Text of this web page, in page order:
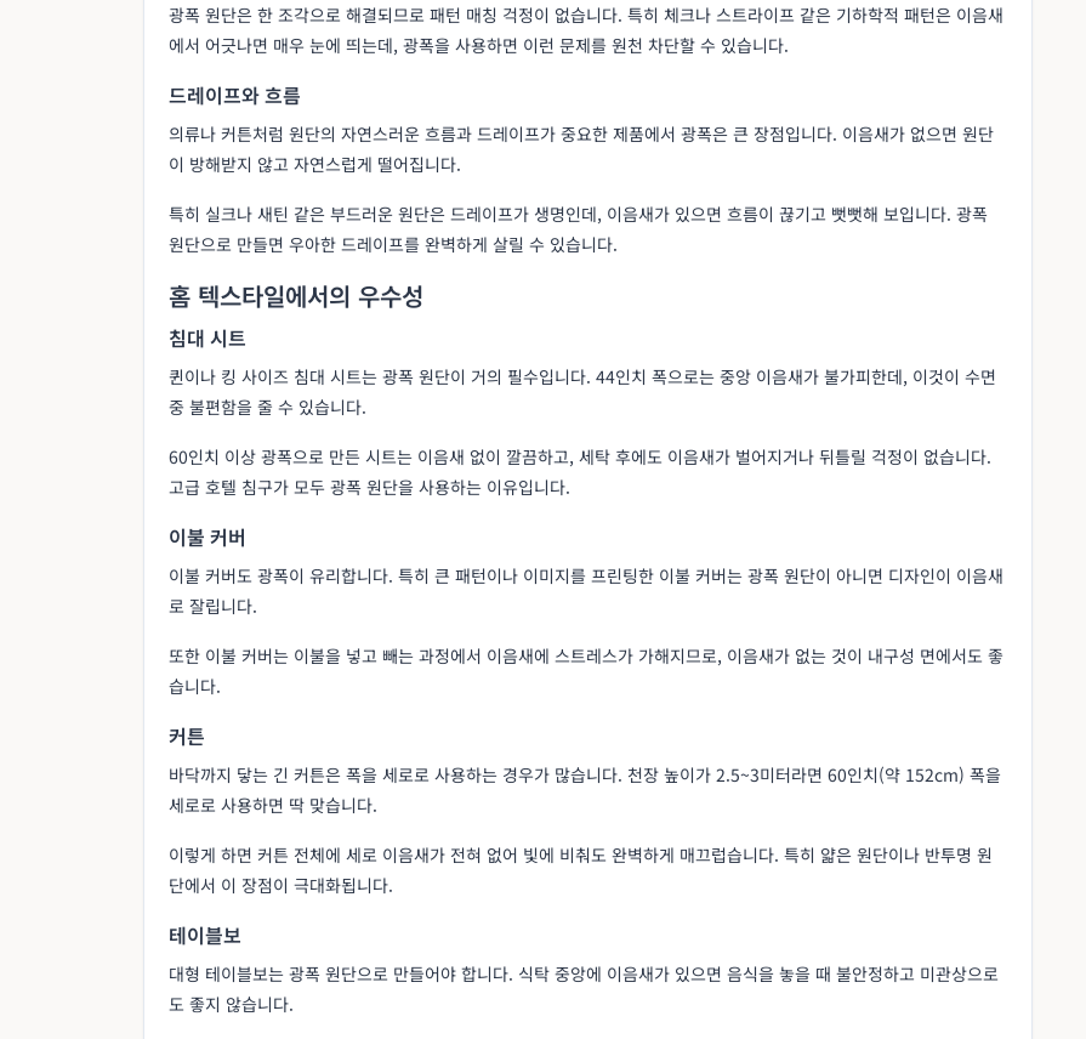
광폭 원단은 한 조각으로 해결되므로 패턴 매칭 걱정이 없습니다. 특히 체크나 스트라이프 같은 기하학적 패턴은 이음새
에서 어긋나면 매우 눈에 띄는데, 광폭을 사용하면 이런 문제를 원천 차단할 수 있습니다.
드레이프와 흐름
의류나 커튼처럼 원단의 자연스러운 흐름과 드레이프가 중요한 제품에서 광폭은 큰 장점입니다. 이음새가 없으면 원단
이 방해받지 않고 자연스럽게 떨어집니다.
특히 실크나 새틴 같은 부드러운 원단은 드레이프가 생명인데, 이음새가 있으면 흐름이 끊기고 뻣뻣해 보입니다. 광폭
원단으로 만들면 우아한 드레이프를 완벽하게 살릴 수 있습니다.
홈 텍스타일에서의 우수성
침대 시트
퀸이나 킹 사이즈 침대 시트는 광폭 원단이 거의 필수입니다. 44인치 폭으로는 중앙 이음새가 불가피한데, 이것이 수면
중 불편함을 줄 수 있습니다.
60인치 이상 광폭으로 만든 시트는 이음새 없이 깔끔하고, 세탁 후에도 이음새가 벌어지거나 뒤틀릴 걱정이 없습니다.
고급 호텔 침구가 모두 광폭 원단을 사용하는 이유입니다.
이불 커버
이불 커버도 광폭이 유리합니다. 특히 큰 패턴이나 이미지를 프린팅한 이불 커버는 광폭 원단이 아니면 디자인이 이음새
로 잘립니다.
또한 이불 커버는 이불을 넣고 빼는 과정에서 이음새에 스트레스가 가해지므로, 이음새가 없는 것이 내구성 면에서도 좋
습니다.
커튼
바닥까지 닿는 긴 커튼은 폭을 세로로 사용하는 경우가 많습니다. 천장 높이가 2.5~3미터라면 60인치(약 152cm) 폭을
세로로 사용하면 딱 맞습니다.
이렇게 하면 커튼 전체에 세로 이음새가 전혀 없어 빛에 비춰도 완벽하게 매끄럽습니다. 특히 얇은 원단이나 반투명 원
단에서 이 장점이 극대화됩니다.
테이블보
대형 테이블보는 광폭 원단으로 만들어야 합니다. 식탁 중앙에 이음새가 있으면 음식을 놓을 때 불안정하고 미관상으로
도 좋지 않습니다.